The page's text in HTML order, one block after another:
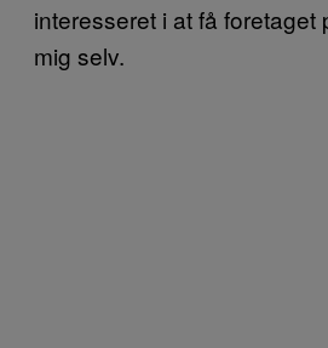
interesseret i at få foretaget
mig selv.